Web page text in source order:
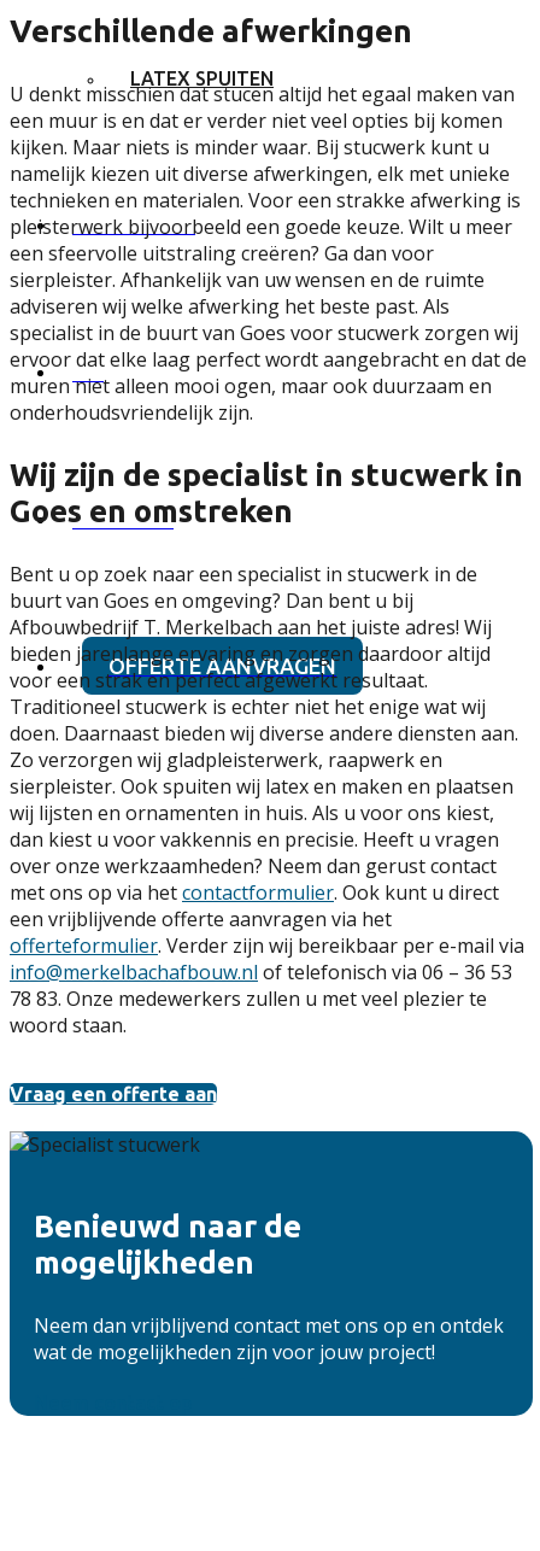
LATEX SPUITEN
PROJECTEN
FAQ
CONTACT
OFFERTE AANVRAGEN
Verschillende afwerkingen
U denkt misschien dat stucen altijd het egaal maken van
een muur is en dat er verder niet veel opties bij komen
kijken. Maar niets is minder waar. Bij stucwerk kunt u
namelijk kiezen uit diverse afwerkingen, elk met unieke
technieken en materialen. Voor een strakke afwerking is
pleisterwerk bijvoorbeeld een goede keuze. Wilt u meer
een sfeervolle uitstraling creëren? Ga dan voor
sierpleister. Afhankelijk van uw wensen en de ruimte
adviseren wij welke afwerking het beste past. Als
specialist in de buurt van Goes voor stucwerk zorgen wij
ervoor dat elke laag perfect wordt aangebracht en dat de
muren niet alleen mooi ogen, maar ook duurzaam en
onderhoudsvriendelijk zijn.
Wij zijn de specialist in stucwerk in
Goes en omstreken
Bent u op zoek naar een specialist in stucwerk in de
buurt van Goes en omgeving? Dan bent u bij
Afbouwbedrijf T. Merkelbach aan het juiste adres! Wij
bieden jarenlange ervaring en zorgen daardoor altijd
voor een strak en perfect afgewerkt resultaat.
Traditioneel stucwerk is echter niet het enige wat wij
doen. Daarnaast bieden wij diverse andere diensten aan.
Zo verzorgen wij gladpleisterwerk, raapwerk en
sierpleister. Ook spuiten wij latex en maken en plaatsen
wij lijsten en ornamenten in huis. Als u voor ons kiest,
dan kiest u voor vakkennis en precisie. Heeft u vragen
over onze werkzaamheden? Neem dan gerust contact
met ons op via hetcontactformulier. Ook kunt u direct
een vrijblijvende offerte aanvragen via het
offerteformulier. Verder zijn wij bereikbaar per e-mail via
info@merkelbachafbouw.nl of telefonisch via 06 – 36 53
78 83. Onze medewerkers zullen u met veel plezier te
woord staan.
Vraag een offerte aan
Benieuwd naar de
mogelijkheden
Neem dan vrijblijvend contact met ons op en ontdek
wat de mogelijkheden zijn voor jouw project!